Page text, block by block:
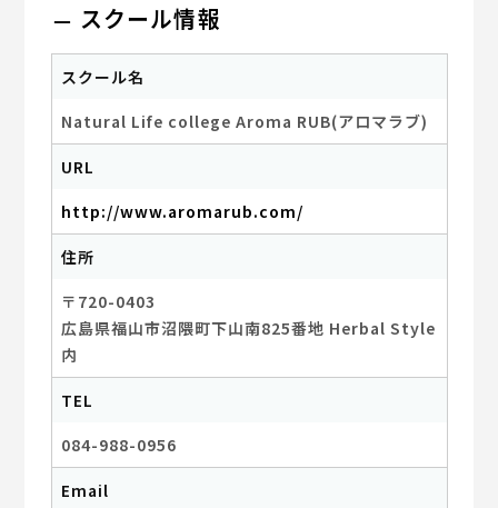
スクール情報
スクール名
Natural Life college Aroma RUB(アロマラブ)
URL
http://www.aromarub.com/
住所
〒720-0403
広島県福山市沼隈町下山南825番地 Herbal Style
内
TEL
084-988-0956
Email